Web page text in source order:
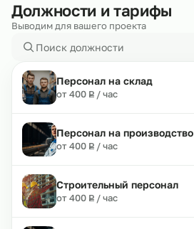
Должности и тарифы
Выводим для вашего проекта
Персонал на склад
от 400 ₽
Р / час
Персонал на производство
от 400 ₽
Р / час
Строительный персонал
от 400 ₽
Р / час